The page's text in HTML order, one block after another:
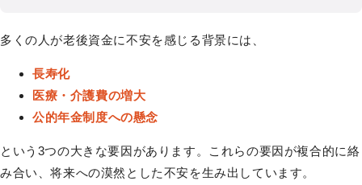
多くの人が老後資金に不安を感じる背景には、
長寿化
医療・介護費の増大
公的年金制度への懸念
という3つの大きな要因があります。これらの要因が複合的に絡
み合い、将来への漠然とした不安を生み出しています。